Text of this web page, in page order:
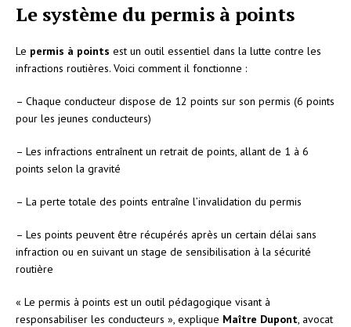
Le système du permis à points
Le permis à points est un outil essentiel dans la lutte contre les
infractions routières. Voici comment il fonctionne :
– Chaque conducteur dispose de 12 points sur son permis (6 points
pour les jeunes conducteurs)
– Les infractions entraînent un retrait de points, allant de 1 à 6
points selon la gravité
– La perte totale des points entraîne l’invalidation du permis
– Les points peuvent être récupérés après un certain délai sans
infraction ou en suivant un stage de sensibilisation à la sécurité
routière
« Le permis à points est un outil pédagogique visant à
responsabiliser les conducteurs », explique Maître Dupont, avocat